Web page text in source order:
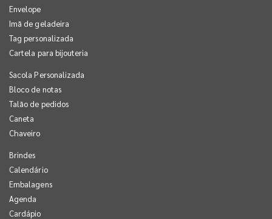
Envelope
Imã de geladeira
Tag personalizada
Cartela para bijouteria
Sacola Personalizada
Bloco de notas
Talão de pedidos
Caneta
Chaveiro
Brindes
Calendário
Embalagens
Agenda
Cardápio